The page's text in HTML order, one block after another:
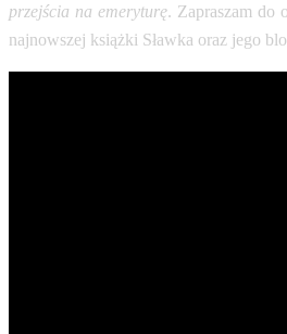
przejścia na emeryturę. Zapraszam do
najnowszej książki Sławka oraz jego